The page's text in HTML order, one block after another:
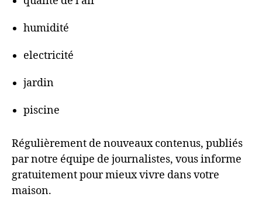
humidité
electricité
jardin
piscine
Régulièrement de nouveaux contenus, publiés
par notre équipe de journalistes, vous informe
gratuitement pour mieux vivre dans votre
maison.